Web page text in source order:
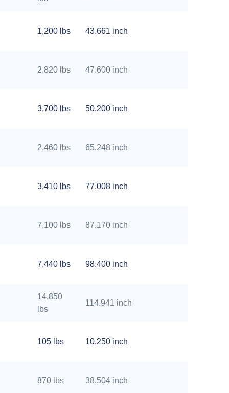
1,200 lbs 43.661 inch
2,820 lbs 47.600 inch
3,700 lbs 50.200 inch
2,460 lbs 65.248 inch
3,410 lbs 77.008 inch
7,100 lbs 87.170 inch
7,440 lbs 98.400 inch
14,850
lbs
114.941 inch
105 lbs 10.250 inch
870 lbs 38.504 inch